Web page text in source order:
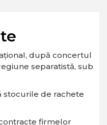
după concertul
separatistă, sub
stocurile de rachete
firmelor